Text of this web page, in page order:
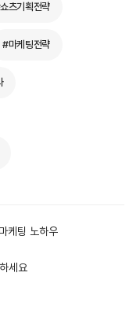
츠기획전략
#마케팅전략
케팅 노하우
세요